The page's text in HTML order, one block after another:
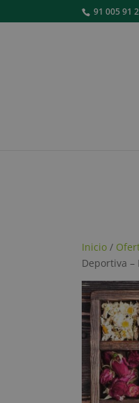
91 005 91
Inicio /
Deportiva